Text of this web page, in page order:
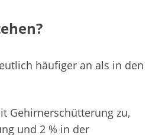
häufiger an als in den
Gehirnerschütterung zu,
und 2 % in der